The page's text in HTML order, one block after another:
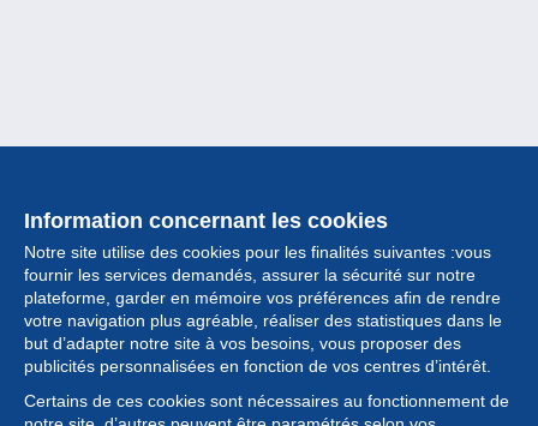
Information concernant les cookies
Notre site utilise des cookies pour les finalités suivantes :vous
fournir les services demandés, assurer la sécurité sur notre
plateforme, garder en mémoire vos préférences afin de rendre
votre navigation plus agréable, réaliser des statistiques dans le
but d’adapter notre site à vos besoins, vous proposer des
publicités personnalisées en fonction de vos centres d’intérêt.
Certains de ces cookies sont nécessaires au fonctionnement de
Collection
Actualités